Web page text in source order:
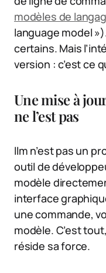
modèles de
language model
certains. Mais
version : c’est ce
Une mise à
ne l’est pas
llm n’est pas un
outil de
modèle
interface
une commande,
modèle. C’est
réside sa force.